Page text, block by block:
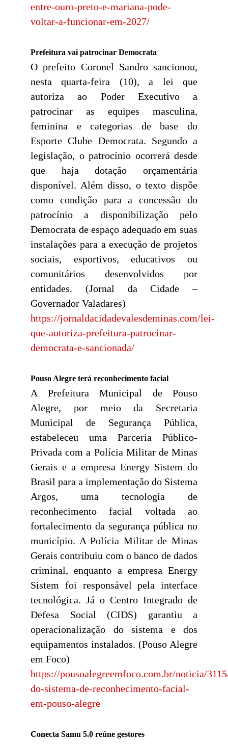
entre-ouro-preto-e-mariana-pode-
voltar-a-funcionar-em-2027/
Prefeitura vai patrocinar Democrata
O prefeito Coronel Sandro sancionou,
nesta quarta-feira (10), a lei que
autoriza ao Poder Executivo a
patrocinar as equipes masculina,
feminina e categorias de base do
Esporte Clube Democrata. Segundo a
legislação, o patrocínio ocorrerá desde
que haja dotação orçamentária
disponível. Além disso, o texto dispõe
como condição para a concessão do
patrocínio a disponibilização pelo
Democrata de espaço adequado em suas
instalações para a execução de projetos
sociais, esportivos, educativos ou
comunitários desenvolvidos por
entidades. (Jornal da Cidade –
Governador Valadares)
https://jornaldacidadevalesdeminas.com/lei-
que-autoriza-prefeitura-patrocinar-
democrata-e-sancionada/
Pouso Alegre terá reconhecimento facial
A Prefeitura Municipal de Pouso
Alegre, por meio da Secretaria
Municipal de Segurança Pública,
estabeleceu uma Parceria Público-
Privada com a Polícia Militar de Minas
Gerais e a empresa Energy Sistem do
Brasil para a implementação do Sistema
Argos, uma tecnologia de
reconhecimento facial voltada ao
fortalecimento da segurança pública no
município. A Polícia Militar de Minas
Gerais contribuiu com o banco de dados
criminal, enquanto a empresa Energy
Sistem foi responsável pela interface
tecnológica. Já o Centro Integrado de
Defesa Social (CIDS) garantiu a
operacionalização do sistema e dos
equipamentos instalados. (Pouso Alegre
em Foco)
https://pousoalegreemfoco.com.br/noticia/
do-sistema-de-reconhecimento-facial-
em-pouso-alegre
Conecta Samu 5.0 reúne gestores